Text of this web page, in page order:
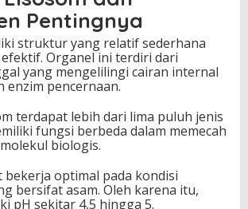
Pentingnya
struktur yang relatif sederhana
Organel ini terdiri dari
yang mengelilingi cairan internal
enzim pencernaan.
terdapat lebih dari lima puluh jenis
fungsi berbeda dalam memecah
biologis.
bekerja optimal pada kondisi
bersifat asam. Oleh karena itu,
pH sekitar 4,5 hingga 5.